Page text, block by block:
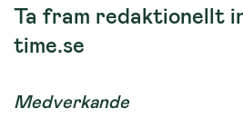
Ta fram redaktionellt
time.se
Medverkande